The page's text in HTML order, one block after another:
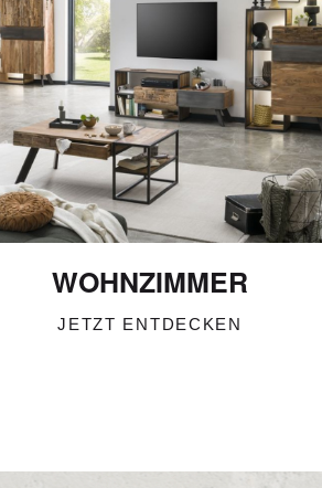
WOHNZIMMER
JETZT ENTDECKEN